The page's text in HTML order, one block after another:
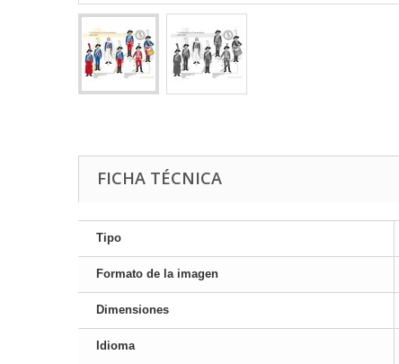
FICHA TÉCNICA
Tipo
Formato de la imagen
Dimensiones
Idioma